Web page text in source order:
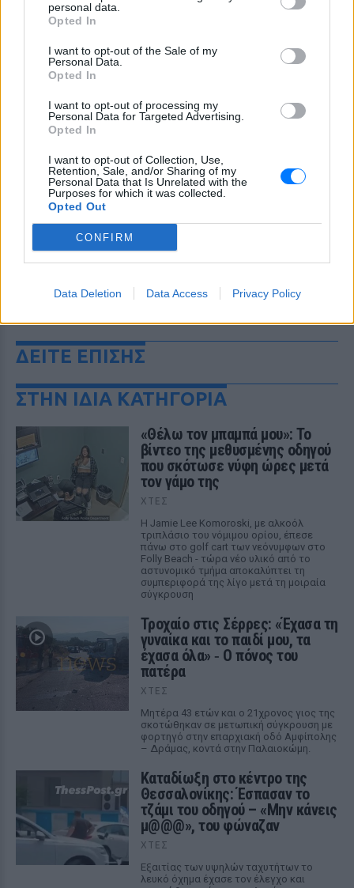
personal data.
Opted In
I want to opt-out of the Sale of my
Personal Data.
Opted In
I want to opt-out of processing my
Personal Data for Targeted Advertising.
Opted In
I want to opt-out of Collection, Use,
Retention, Sale, and/or Sharing of my
Personal Data that Is Unrelated with the
Purposes for which it was collected.
Opted Out
CONFIRM
Data Deletion Data Access Privacy Policy
ΔΕΙΤΕ ΕΠΙΣΗΣ
ΣΤΗΝ ΙΔΙΑ ΚΑΤΗΓΟΡΙΑ
«Θέλω τον μπαμπά μου»: Το
βίντεο της μεθυσμένης οδηγού
που σκότωσε νύφη ώρες μετά
τον γάμο της
ΧΤΕΣ
Η Jamie Lee Komoroski, με αλκοόλ
τριπλάσιο του νόμιμου ορίου, έπεσε
πάνω στο golf cart των νεόνυμφων στο
Folly Beach - τώρα νέο υλικό από το
αστυνομικό τμήμα αποκαλύπτει τη
συμπεριφορά της λίγο μετά τη μοιραία
σύγκρουση
Τροχαίο στις Σέρρες: «Έχασα τη
γυναίκα και το παιδί μου, τα
έχασα όλα» ‑ Ο πόνος του
πατέρα
ΧΤΕΣ
Μητέρα 43 ετών και ο 21χρονος γιος της
σκοτώθηκαν σε μετωπική σύγκρουση με
φορτηγό στην επαρχιακή οδό Αμφίπολης
– Δράμας, κοντά στην Παλαιοκώμη.
Καταδίωξη στο κέντρο της
Θεσσαλονίκης: Έσπασαν το
τζάμι του οδηγού – «Μην κάνεις
μ@@@», του φώναζαν
ΧΤΕΣ
Εξαιτίας των υψηλών ταχυτήτων το
λευκό όχημα έχασε τον έλεγχο και